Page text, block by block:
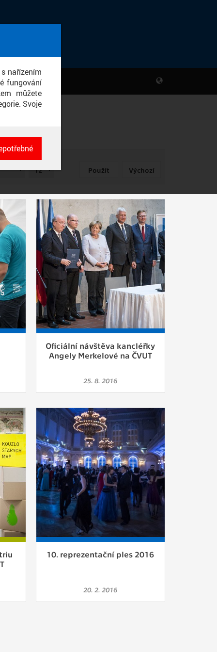
nařízením
fungování
můžete
Svoje
Oficiální návštěva kancléřky
Angely Merkelové na ČVUT
25. 8. 2016
10. reprezentační ples 2016
20. 2. 2016